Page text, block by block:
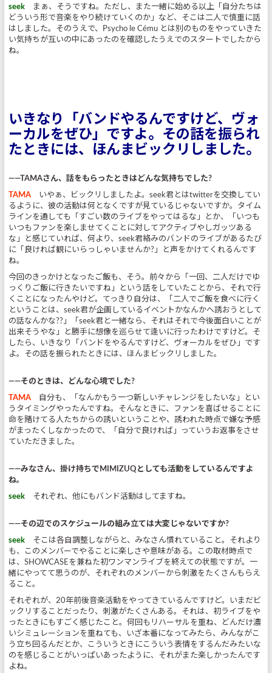
seek
まぁ、そうですね。ただし、また一緒に始める以上「自分たちは
どういう形で音楽をやり続けていくのか」など、そこは二人で慎重に話
はしました。そのうえで、Psycho le Cému とは別のものをやっていきた
い気持ちが互いの中にあったのを確認したうえでのスタートでしたから
ね。
いきなり「バンドやるんですけど、ヴォ
ーカルをぜひ」ですよ。その話を振られ
たときには、ほんまビックリしました。
――TAMAさん、話をもらったときはどんな気持ちでした?
TAMA
いやぁ、ビックリしましたよ。seek君とはtwitterを交換してい
るように、彼の活動は何となくですが見ているじゃないですか。タイム
ラインを通しても「すごい数のライブをやってはるな」とか、「いつも
いつもファンを楽しませてくことに対してアクティブやしガッツある
な」と感じていれば、何より、seek君絡みのバンドのライブがあるたび
に「良ければ観にいらっしゃいませんか?」と声をかけてくれるんです
ね。
今回のきっかけとなったご飯も、そう。前々から「一回、二人だけでゆ
っくりご飯に行きたいですね」という話をしていたことから、それで行
くことになったんやけど。てっきり自分は、「二人でご飯を食べに行く
ということは、seek君が企画しているイベントかなんかへ誘おうとして
の話なんかな??」「seek君と一緒なら、それはそれで今後面白いことが
出来そうやな」と勝手に想像を巡らせて逢いに行ったわけですけど。そ
したら、いきなり「バンドをやるんですけど、ヴォーカルをぜひ」です
よ。その話を振られたときには、ほんまビックリしました。
――そのときは、どんな心境でした?
TAMA
自分も、「なんかもう一つ新しいチャレンジをしたいな」とい
うタイミングやったんですね。そんなときに、ファンを喜ばせることに
命を賭けてる人たちからの誘いということや、誘われた時点で嫌な予感
がまったくしなかったので、「自分で良ければ」っていうお返事をさせ
ていただきました。
――みなさん、掛け持ちでMIMIZUQとしても活動をしているんですよ
ね。
seek それぞれ、他にもバンド活動はしてますね。
――その辺でのスケジュールの組み立ては大変じゃないですか?
seek そこは各自調整しながらと、みなさん慣れていること。それより
も、このメンバーでやることに楽しさや意味がある。この取材時点で
は、SHOWCASEを兼ねた初ワンマンライブを終えての状態ですが。一
緒にやってて思うのが、それぞれのメンバーから刺激をたくさんもらえ
ること。
それぞれが、20年前後音楽活動をやってきているんですけど。いまだビ
ックリすることだったり、刺激がたくさんある。それは、初ライブをや
ったときにもすごく感じたこと。何回もリハーサルを重ね、どんだけ濃
いシミュレーションを重ねても、いざ本番になってみたら、みんながこ
う立ち回るんだとか、こういうときにこういう表情をするんだみたいな
のを感じることがいっぱいあったように、それがまた楽しかったんです
よね。